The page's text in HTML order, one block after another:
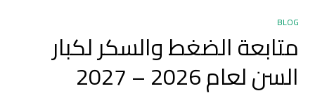
BLOG
متابعة الضغط والسكر لكبار
السن لعام 2026 – 2027